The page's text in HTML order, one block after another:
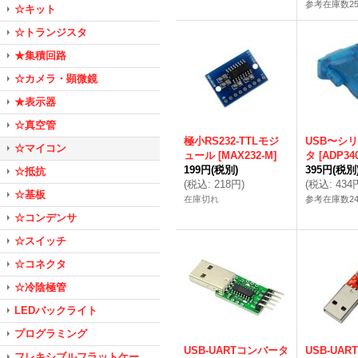
☆キット
☆トランジスタ
★集積回路
☆カメラ・顕微鏡
★表示器
☆真空管
☆マイコン
☆抵抗
☆基板
☆コンデンサ
☆スイッチ
☆コネクタ
☆冷陰極管
LEDバックライト
プログラミング
参考在庫数
極小RS232-TTLモジ
ュール [MAX232-M]
199円(税別)
(税込: 218円)
在庫切れ
USB〜シ
タ [
395円(税別
(税込: 434
参考在庫数
USB-UARTコンバータ USB-